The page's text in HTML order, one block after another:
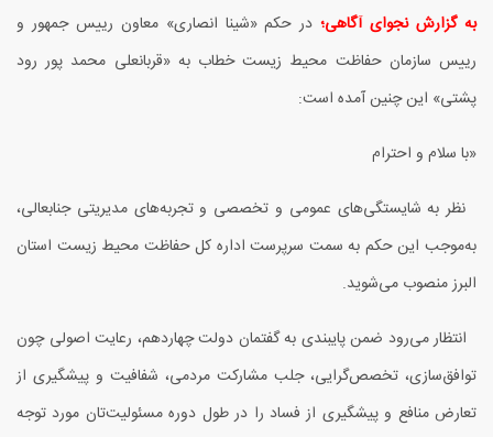
به گزارش نجوای آگاهی؛ در حکم «شینا انصاری» معاون رییس جمهور و
رییس سازمان حفاظت محیط زیست خطاب به «قربانعلی محمد پور رود
پشتی» این چنین آمده است:
«با سلام و احترام
نظر به شایستگی‌های عمومی و تخصصی و تجربه‌های مدیریتی جنابعالی،
به‌موجب این حكم به سمت سرپرست اداره كل حفاظت محیط زیست استان
البرز منصوب می‌شوید.
انتظار می‌رود ضمن پایبندی به گفتمان دولت چهاردهم، رعایت اصولی چون
توافق‌سازی، تخصص‌گرایی، جلب مشاركت مردمی، شفافیت و پیشگیری از
تعارض منافع و پیشگیری از فساد را در طول دوره مسئولیت‌تان مورد توجه